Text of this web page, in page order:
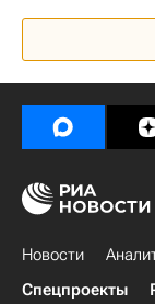
Жилье
Новости
Спецпроекты